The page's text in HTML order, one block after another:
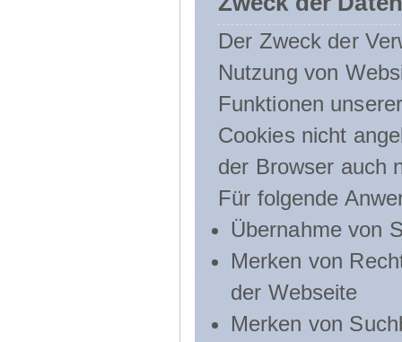
Der Zweck der
Nutzung von
Funktionen
Cookies nicht
der Browser auch
Für folgende
Übernahme von
Merken von
der Webseite
Merken von